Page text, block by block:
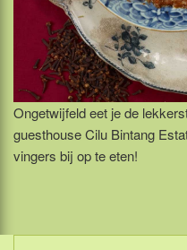
Ongetwijfeld eet je de
guesthouse Cilu Bintang
vingers bij op te eten!